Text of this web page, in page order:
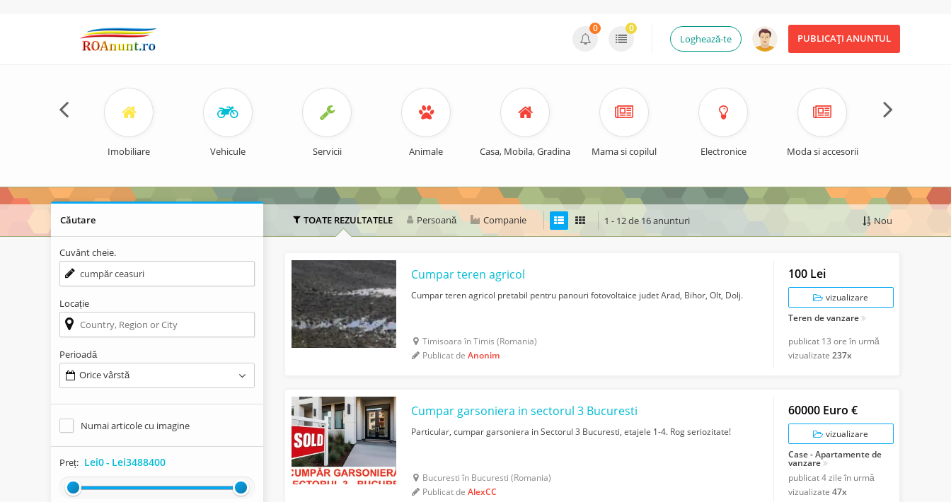
PUBLICAȚI ANUNTUL
Loghează-te
0 0
Imobiliare Vehicule Servicii Animale Casa, Mobila, Gradina Mama si copilul Electronice Moda si accesorii
TOATE REZULTATELE Persoană Companie 1 - 12 de 16 anunturi Nou
Cumpar teren agricol
Cumpar teren agricol pretabil pentru panouri fotovoltaice judet Arad, Bihor, Olt, Dolj.
Timisoara în Timis (Romania)
Publicat deAnonim
100 Lei
vizualizare
Teren de vanzare
publicat 13 ore în urmă
vizualizate 237x
Cumpar garsoniera in sectorul 3 Bucuresti
Particular, cumpar garsoniera in Sectorul 3 Bucuresti, etajele 1-4. Rog seriozitate!
Bucuresti în Bucuresti (Romania)
Publicat deAlexCC
60000 Euro €
vizualizare
Case - Apartamente de
vanzare
publicat4 zile în urmă
vizualizate 47x
Căutare
Cuvânt cheie.
Locație
Perioadă
Orice vârstă
Numai articole cu imagine
Preț: Lei0- Lei3488400